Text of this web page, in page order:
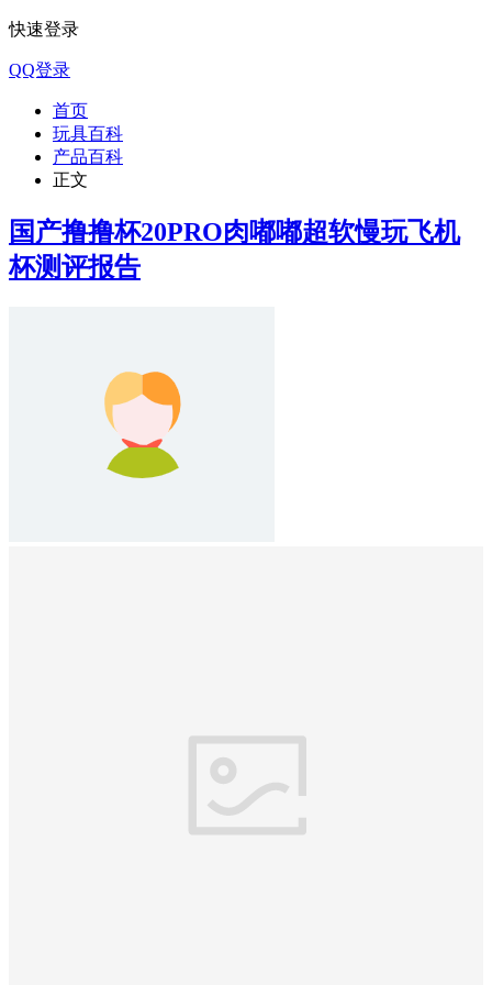
快速登录
QQ登录
首页
玩具百科
产品百科
正文
国产撸撸杯20PRO肉嘟嘟超软慢玩飞机
杯测评报告